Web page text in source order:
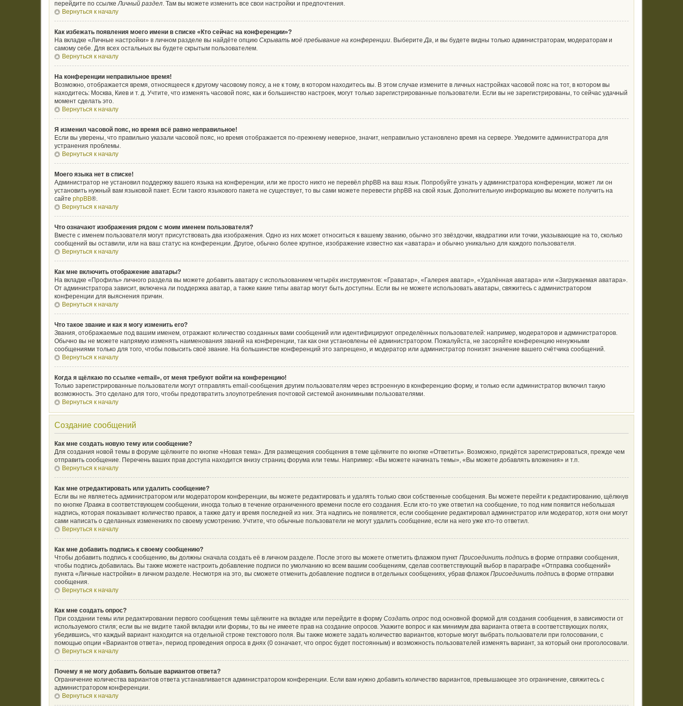
перейдите по ссылкеЛичный раздел. Там вы можете изменить все свои настройки и предпочтения.
Вернуться к началу
Как избежать появления моего имени в списке «Кто сейчас на конференции»?
На вкладке «Личные настройки» в личном разделе вы найдёте опцию Скрывать моё пребывание на конференции. ВыберитеДа, и вы будете видны только администраторам, модераторам и
самому себе. Для всех остальных вы будете скрытым пользователем.
Вернуться к началу
На конференции неправильное время!
Возможно, отображается время, относящееся к другому часовому поясу, а не к тому, в котором находитесь вы. В этом случае измените в личных настройках часовой пояс на тот, в котором вы
находитесь: Москва, Киев и т. д. Учтите, что изменять часовой пояс, как и большинство настроек, могут только зарегистрированные пользователи. Если вы не зарегистрированы, то сейчас удачный
момент сделать это.
Вернуться к началу
Я изменил часовой пояс, но время всё равно неправильное!
Если вы уверены, что правильно указали часовой пояс, но время отображается по-прежнему неверное, значит, неправильно установлено время на сервере. Уведомите администратора для
устранения проблемы.
Вернуться к началу
Моего языка нет в списке!
Администратор не установил поддержку вашего языка на конференции, или же просто никто не перевёл phpBB на ваш язык. Попробуйте узнать у администратора конференции, может ли он
установить нужный вам языковой пакет. Если такого языкового пакета не существует, то вы сами можете перевести phpBB на свой язык. Дополнительную информацию вы можете получить на
сайте phpBB®.
Вернуться к началу
Что означают изображения рядом с моим именем пользователя?
Вместе с именем пользователя могут присутствовать два изображения. Одно из них может относиться к вашему званию, обычно это звёздочки, квадратики или точки, указывающие на то, сколько
сообщений вы оставили, или на ваш статус на конференции. Другое, обычно более крупное, изображение известно как «аватара» и обычно уникально для каждого пользователя.
Вернуться к началу
Как мне включить отображение аватары?
На вкладке «Профиль» личного раздела вы можете добавить аватару с использованием четырёх инструментов: «Граватар», «Галерея аватар», «Удалённая аватара» или «Загружаемая аватара».
От администратора зависит, включена ли поддержка аватар, а также какие типы аватар могут быть доступны. Если вы не можете использовать аватары, свяжитесь с администратором
конференции для выяснения причин.
Вернуться к началу
Что такое звание и как я могу изменить его?
Звания, отображаемые под вашим именем, отражают количество созданных вами сообщений или идентифицируют определённых пользователей: например, модераторов и администраторов.
Обычно вы не можете напрямую изменять наименования званий на конференции, так как они установлены её администратором. Пожалуйста, не засоряйте конференцию ненужными
сообщениями только для того, чтобы повысить своё звание. На большинстве конференций это запрещено, и модератор или администратор понизят значение вашего счётчика сообщений.
Вернуться к началу
Когда я щёлкаю по ссылке «email», от меня требуют войти на конференцию!
Только зарегистрированные пользователи могут отправлять email-сообщения другим пользователям через встроенную в конференцию форму, и только если администратор включил такую
возможность. Это сделано для того, чтобы предотвратить злоупотребления почтовой системой анонимными пользователями.
Вернуться к началу
Создание сообщений
Как мне создать новую тему или сообщение?
Для создания новой темы в форуме щёлкните по кнопке «Новая тема». Для размещения сообщения в теме щёлкните по кнопке «Ответить». Возможно, придётся зарегистрироваться, прежде чем
отправить сообщение. Перечень ваших прав доступа находится внизу страниц форума или темы. Например: «Вы можете начинать темы», «Вы можете добавлять вложения» и т.п.
Вернуться к началу
Как мне отредактировать или удалить сообщение?
Если вы не являетесь администратором или модератором конференции, вы можете редактировать и удалять только свои собственные сообщения. Вы можете перейти к редактированию, щёлкнув
по кнопке Правка в соответствующем сообщении, иногда только в течение ограниченного времени после его создания. Если кто-то уже ответил на сообщение, то под ним появится небольшая
надпись, которая показывает количество правок, а также дату и время последней из них. Эта надпись не появляется, если сообщение редактировал администратор или модератор, хотя они могут
сами написать о сделанных изменениях по своему усмотрению. Учтите, что обычные пользователи не могут удалить сообщение, если на него уже кто-то ответил.
Вернуться к началу
Как мне добавить подпись к своему сообщению?
Чтобы добавить подпись к сообщению, вы должны сначала создать её в личном разделе. После этого вы можете отметить флажком пункт Присоединить подпись в форме отправки сообщения,
чтобы подпись добавилась. Вы также можете настроить добавление подписи по умолчанию ко всем вашим сообщениям, сделав соответствующий выбор в параграфе «Отправка сообщений»
пункта «Личные настройки» в личном разделе. Несмотря на это, вы сможете отменить добавление подписи в отдельных сообщениях, убрав флажок Присоединить подпись в форме отправки
сообщения.
Вернуться к началу
Как мне создать опрос?
При создании темы или редактировании первого сообщения темы щёлкните на вкладке или перейдите в форму Создать опрос под основной формой для создания сообщения, в зависимости от
используемого стиля; если вы не видите такой вкладки или формы, то вы не имеете прав на создание опросов. Укажите вопрос и как минимум два варианта ответа в соответствующих полях,
убедившись, что каждый вариант находится на отдельной строке текстового поля. Вы также можете задать количество вариантов, которые могут выбрать пользователи при голосовании, с
помощью опции «Вариантов ответа», период проведения опроса в днях (0 означает, что опрос будет постоянным) и возможность пользователей изменять вариант, за который они проголосовали.
Вернуться к началу
Почему я не могу добавить больше вариантов ответа?
Ограничение количества вариантов ответа устанавливается администратором конференции. Если вам нужно добавить количество вариантов, превышающее это ограничение, свяжитесь с
администратором конференции.
Вернуться к началу